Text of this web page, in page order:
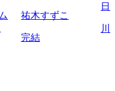
祐木すずこ
完結
日
川